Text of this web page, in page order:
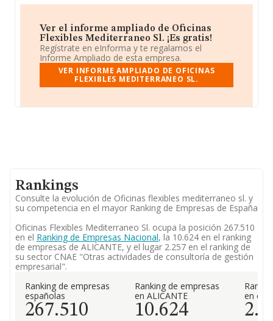
Ver el informe ampliado de Oficinas
Flexibles Mediterraneo Sl. ¡Es gratis!
Regístrate en eInforma y te regalamos el
Informe Ampliado de esta empresa.
VER INFORME AMPLIADO DE OFICINAS
FLEXIBLES MEDITERRANEO SL.
Rankings
Consulte la evolución de Oficinas flexibles mediterraneo sl. y
su competencia en el mayor Ranking de Empresas de España
Oficinas Flexibles Mediterraneo Sl. ocupa la posición 267.510
en el Ranking de Empresas Nacional, la 10.624 en el ranking
de empresas de ALICANTE, y el lugar 2.257 en el ranking de
su sector CNAE "Otras actividades de consultoría de gestión
empresarial".
Ranking de empresas
españolas
267.510
Ranking de empresas
en ALICANTE
10.624
en el